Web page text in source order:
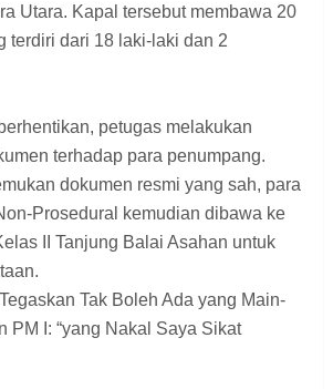
Utara. Kapal tersebut membawa 20
terdiri dari 18 laki-laki dan 2
petugas melakukan
terhadap para penumpang.
dokumen resmi yang sah, para
Prosedural kemudian dibawa ke
II Tanjung Balai Asahan untuk
Tak Boleh Ada yang Main-
PM I: “yang Nakal Saya Sikat